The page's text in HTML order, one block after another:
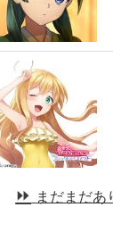
まだまだあ